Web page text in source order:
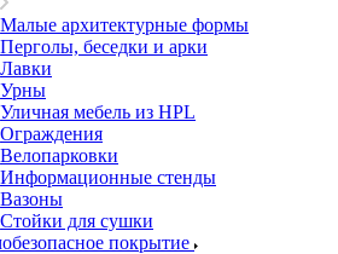
Малые архитектурные формы
Перголы, беседки и арки
Лавки
Урны
Уличная мебель из HPL
Ограждения
Велопарковки
Информационные стенды
Вазоны
Стойки для сушки
покрытие